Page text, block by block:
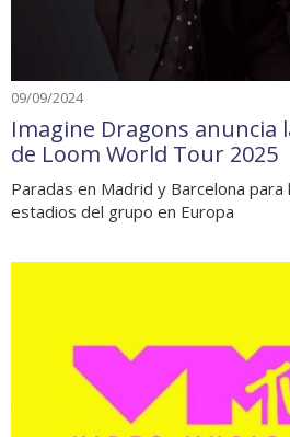
09/09/2024
Imagine Dragons anuncia
de Loom World Tour 2025
Paradas en Madrid y Barcelona
estadios del grupo en Europa